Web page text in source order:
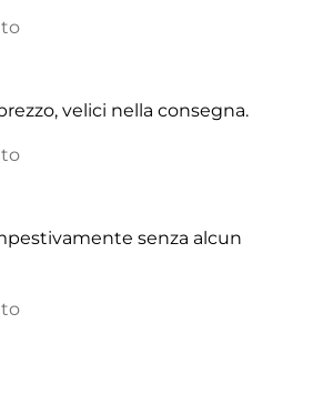
velici nella consegna.
senza alcun